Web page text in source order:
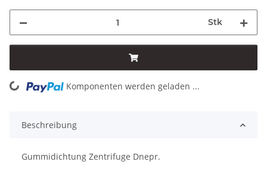
Stk
Loading... Komponenten werden geladen ...
Beschreibung
Gummidichtung Zentrifuge Dnepr.